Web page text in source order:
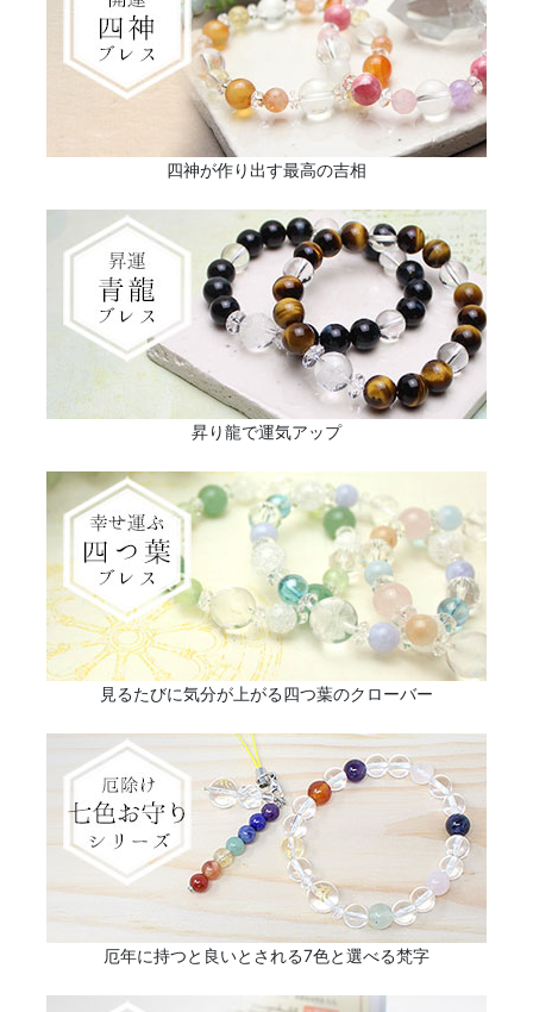
四神が作り出す最高の吉相
昇り龍で運気アップ
見るたびに気分が上がる四つ葉のクローバー
厄年に持つと良いとされる7色と選べる梵字